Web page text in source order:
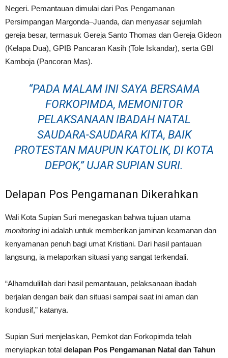
Negeri. Pemantauan dimulai dari Pos Pengamanan
Persimpangan Margonda–Juanda, dan menyasar sejumlah
gereja besar, termasuk Gereja Santo Thomas dan Gereja Gideon
(Kelapa Dua), GPIB Pancaran Kasih (Tole Iskandar), serta GBI
Kamboja (Pancoran Mas).
“PADA MALAM INI SAYA BERSAMA
FORKOPIMDA, MEMONITOR
PELAKSANAAN IBADAH NATAL
SAUDARA-SAUDARA KITA, BAIK
PROTESTAN MAUPUN KATOLIK, DI KOTA
DEPOK,” UJAR SUPIAN SURI.
Delapan Pos Pengamanan Dikerahkan
Wali Kota Supian Suri menegaskan bahwa tujuan utama
monitoring ini adalah untuk memberikan jaminan keamanan dan
kenyamanan penuh bagi umat Kristiani. Dari hasil pantauan
langsung, ia melaporkan situasi yang sangat terkendali.
“Alhamdulillah dari hasil pemantauan, pelaksanaan ibadah
berjalan dengan baik dan situasi sampai saat ini aman dan
kondusif,” katanya.
Supian Suri menjelaskan, Pemkot dan Forkopimda telah
menyiapkan total delapan Pos Pengamanan Natal dan Tahun